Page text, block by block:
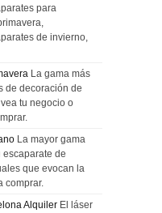
para
de invierno,
La gama más
de decoración de
tu negocio o
La mayor gama
escaparate de
que evocan la
comprar.
Alquiler El láser